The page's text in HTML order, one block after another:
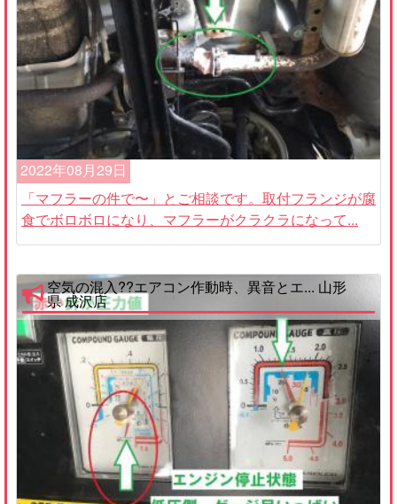
2022年08月29日
「マフラーの件で〜」とご相談です。取付フランジが腐
食でボロボロになり、マフラーがクラクラになって...
空気の混入??エアコン作動時、異音とエ... 山形
県 成沢店